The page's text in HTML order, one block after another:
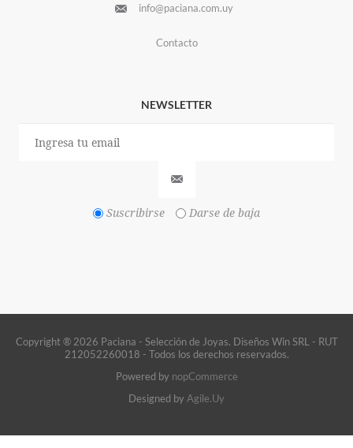
info@paciana.com.uy
Contacto
NEWSLETTER
Suscribirse Darse de baja
Copyright ® 2026 Paciana - Selección de Joyas. Diseños Win SRL - RUT
212052260018 - Todos los derechos reservados.
Powered by nopCommerce
Designed byAgile.Uy